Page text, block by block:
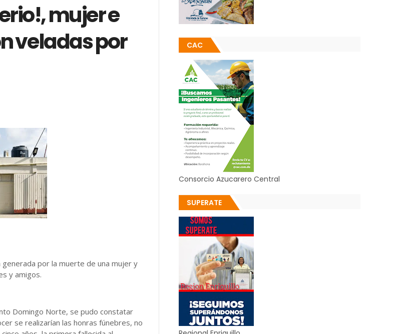
mujer e
veladas por
generada por la muerte de una mujer y
y amigos.
Domingo Norte, se pudo constatar
se realizarían las honras fúnebres, no
CAC
Consorcio Azucarero Central
SUPERATE